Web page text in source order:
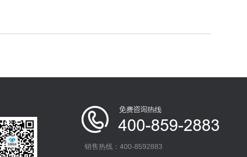
销售热线：400-8592883